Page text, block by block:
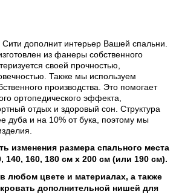
Сити дополнит интерьер Вашей спальни.
из фанеры собственного
своей прочностью,
Также мы используем
производства. Это помогает
ортопедического эффекта,
отдых и здоровый сон. Структура
дуба и на 10% от бука, поэтому мы
изменения размера спального места
140, 160, 180 см х 200 см (или 190 см).
любом цвете и материалах, а также
дополнительной нишей для